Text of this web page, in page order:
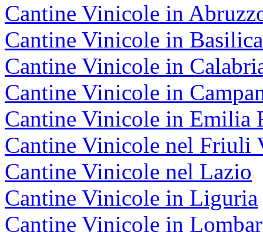
Cantine Vinicole in
Cantine Vinicole in
Cantine Vinicole in
Cantine Vinicole in
Cantine Vinicole in Emilia
Cantine Vinicole nel Friuli
Cantine Vinicole nel Lazio
Cantine Vinicole in Liguria
Cantine Vinicole in